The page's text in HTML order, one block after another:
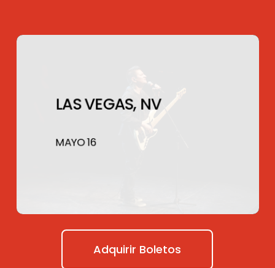
LAS VEGAS, NV
MAYO 16
Adquirir Boletos